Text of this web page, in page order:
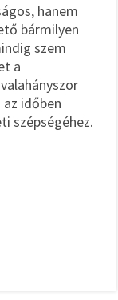
hanem
bármilyen
szem
a
időben
szépségéhez.